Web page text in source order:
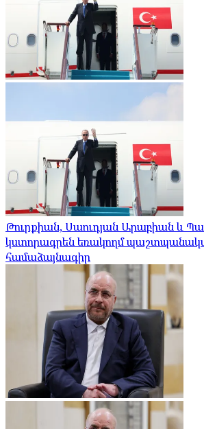
Թուրքիան, Սաուդյան Արաբիան և
կստորագրեն եռակողմ
համաձայնագիր